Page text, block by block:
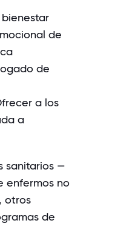
de
de
a los
a
sanitarios —
enfermos no
otros
de